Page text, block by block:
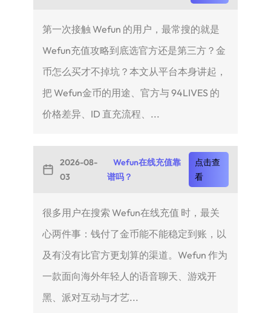
第一次接触 Wefun 的用户，最常搜的就是
Wefun充值攻略到底选官方还是第三方？金
币怎么买才不掉坑？本文从平台本身讲起，
把 Wefun金币的用途、官方与 94LIVES 的
价格差异、ID 直充流程、...
2026-08-
03
Wefun在线充值靠
谱吗？
点击查
看
很多用户在搜索 Wefun在线充值 时，最关
心两件事：钱付了金币能不能稳定到账，以
及有没有比官方更划算的渠道。Wefun 作为
一款面向海外年轻人的语音聊天、游戏开
黑、派对互动与才艺...